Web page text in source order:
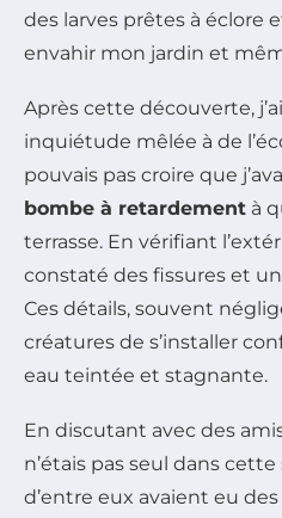
des larves prêtes à éclore
envahir mon jardin et
Après cette découverte,
inquiétude mêlée à de
pouvais pas croire que
bombe à retardement à
terrasse. En vérifiant
constaté des fissures et
Ces détails, souvent
créatures de s’installer
eau teintée et stagnante.
En discutant avec des
n’étais pas seul dans
d’entre eux avaient eu